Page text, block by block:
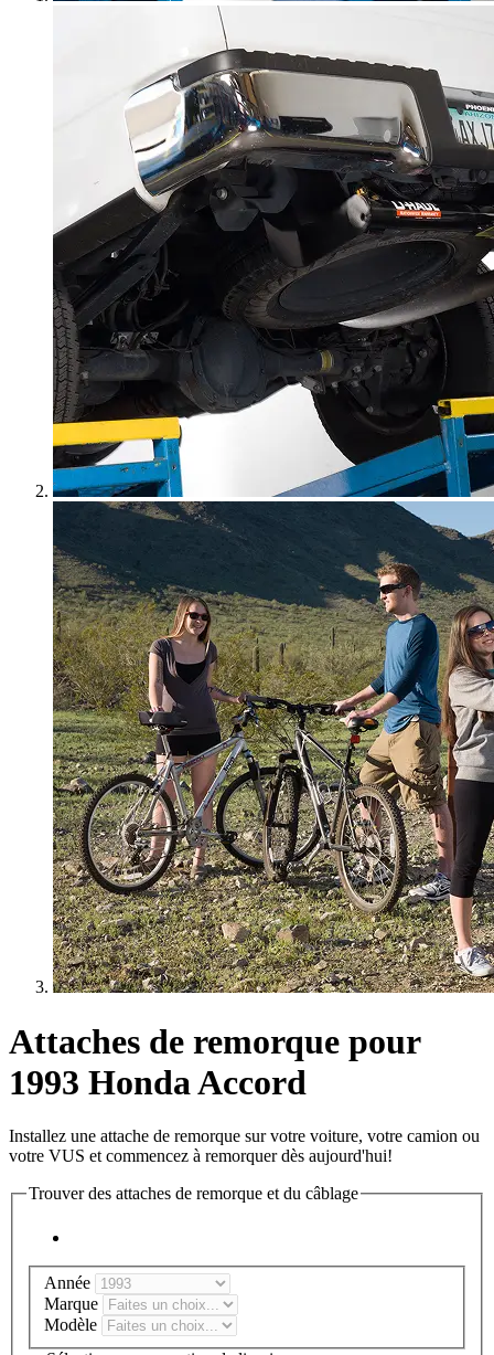
Attaches de remorque pour
1993 Honda Accord
Installez une attache de remorque sur votre voiture, votre camion ou
votre VUS et commencez à remorquer dès aujourd'hui!
Trouver des attaches de remorque et du câblage
Année
Marque
Modèle